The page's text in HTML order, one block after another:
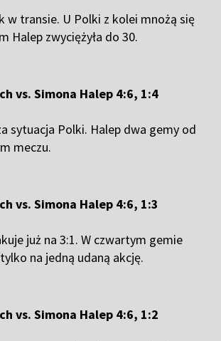
w transie. U Polki z kolei mnożą się
Halep zwyciężyła do 30.
vs. Simona Halep 4:6, 1:4
sytuacja Polki. Halep dwa gemy od
meczu.
vs. Simona Halep 4:6, 1:3
już na 3:1. W czwartym gemie
na jedną udaną akcję.
vs. Simona Halep 4:6, 1:2